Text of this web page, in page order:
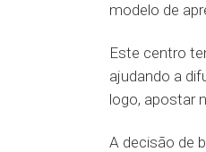
modelo de
Este centro
ajudando a
logo, apostar
A decisão de